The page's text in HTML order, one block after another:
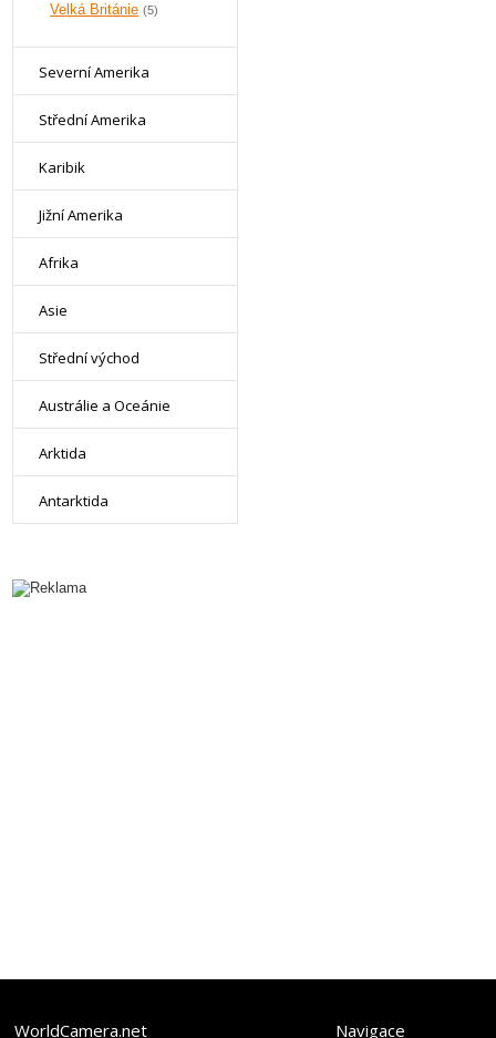
Velká Británie (5)
Severní Amerika
Střední Amerika
Karibik
Jižní Amerika
Afrika
Asie
Střední východ
Austrálie a Oceánie
Arktida
Antarktida
WorldCamera.net Navigace